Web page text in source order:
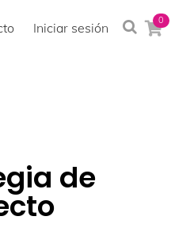
0
Iniciar sesión
de